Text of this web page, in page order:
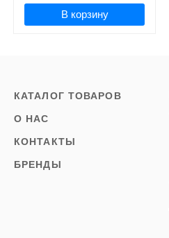
В корзину
КАТАЛОГ ТОВАРОВ
О НАС
КОНТАКТЫ
БРЕНДЫ